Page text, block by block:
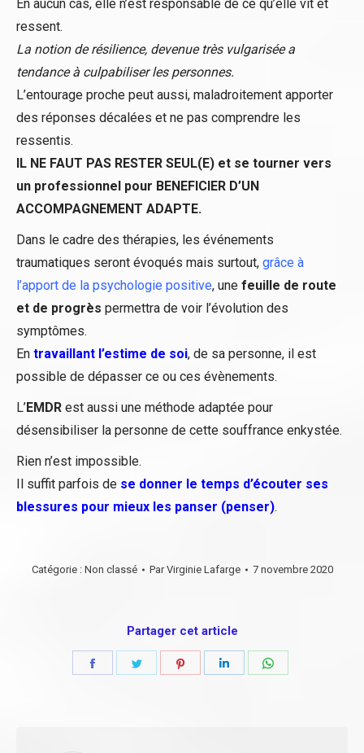
En aucun cas, elle n’est responsable de ce qu’elle vit et
ressent.
La notion de résilience, devenue très vulgarisée a
tendance à culpabiliser les personnes.
L’entourage proche peut aussi, maladroitement apporter
des réponses décalées et ne pas comprendre les
ressentis.
IL NE FAUT PAS RESTER SEUL(E) et se tourner vers
un professionnel pour BENEFICIER D’UN
ACCOMPAGNEMENT ADAPTE.
Dans le cadre des thérapies, les événements
traumatiques seront évoqués mais surtout, grâce à
l’apport de la psychologie positive, une feuille de route
et de progrès permettra de voir l’évolution des
symptômes.
En travaillant l’estime de soi, de sa personne, il est
possible de dépasser ce ou ces évènements.
L’EMDR est aussi une méthode adaptée pour
désensibiliser la personne de cette souffrance enkystée.
Rien n’est impossible.
Il suffit parfois de se donner le temps d’écouter ses
blessures pour mieux les panser (penser).
Catégorie : Non classé ParVirginie Lafarge 7 novembre 2020
Partager cet article
Partager Partager
Partager
Partager